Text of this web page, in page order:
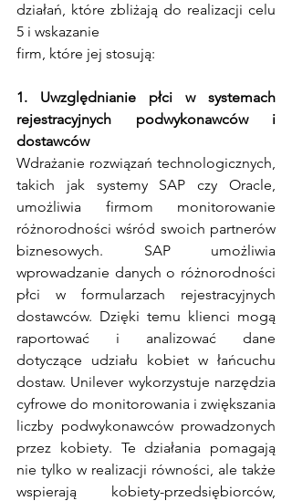
działań, które zbliżają do realizacji celu
5 i wskazanie
firm, które jej stosują:
1. Uwzględnianie płci w systemach
rejestracyjnych podwykonawców i
dostawców
Wdrażanie rozwiązań technologicznych,
takich jak systemy SAP czy Oracle,
umożliwia firmom monitorowanie
różnorodności wśród swoich partnerów
biznesowych. SAP umożliwia
wprowadzanie danych o różnorodności
płci w formularzach rejestracyjnych
dostawców. Dzięki temu klienci mogą
raportować i analizować dane
dotyczące udziału kobiet w łańcuchu
dostaw. Unilever wykorzystuje narzędzia
cyfrowe do monitorowania i zwiększania
liczby podwykonawców prowadzonych
przez kobiety. Te działania pomagają
nie tylko w realizacji równości, ale także
wspierają kobiety-przedsiębiorców,